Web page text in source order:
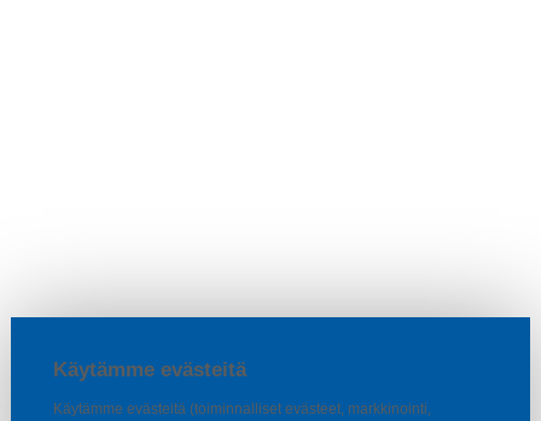
Käytämme evästeitä
Käytämme evästeitä (toiminnalliset evästeet, markkinointi,